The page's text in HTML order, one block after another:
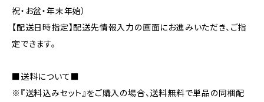
祝・お盆・年末年始）
【配送日時指定】配送先情報入力の画面にお進みいただき、ご指
定できます。
■送料について■
※『送料込みセット』をご購入の場合、送料無料で単品の同梱配